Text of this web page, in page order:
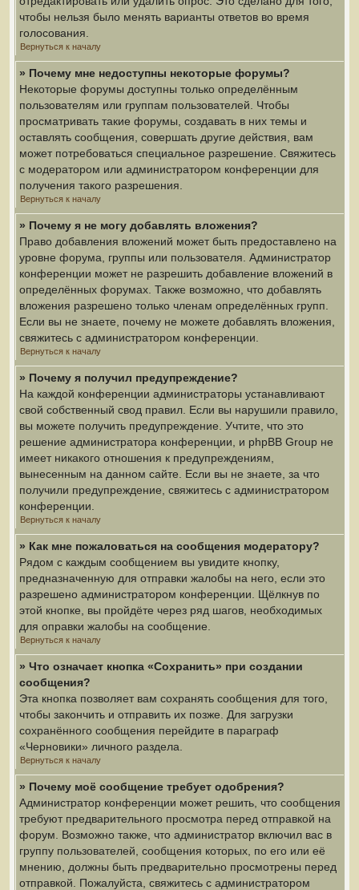
чтобы нельзя было менять варианты ответов во время
голосования.
Вернуться к началу
» Почему мне недоступны некоторые форумы?
Некоторые форумы доступны только определённым
пользователям или группам пользователей. Чтобы
просматривать такие форумы, создавать в них темы и
оставлять сообщения, совершать другие действия, вам
может потребоваться специальное разрешение. Свяжитесь
с модератором или администратором конференции для
получения такого разрешения.
Вернуться к началу
» Почему я не могу добавлять вложения?
Право добавления вложений может быть предоставлено на
уровне форума, группы или пользователя. Администратор
конференции может не разрешить добавление вложений в
определённых форумах. Также возможно, что добавлять
вложения разрешено только членам определённых групп.
Если вы не знаете, почему не можете добавлять вложения,
свяжитесь с администратором конференции.
Вернуться к началу
» Почему я получил предупреждение?
На каждой конференции администраторы устанавливают
свой собственный свод правил. Если вы нарушили правило,
вы можете получить предупреждение. Учтите, что это
решение администратора конференции, и phpBB Group не
имеет никакого отношения к предупреждениям,
вынесенным на данном сайте. Если вы не знаете, за что
получили предупреждение, свяжитесь с администратором
конференции.
Вернуться к началу
» Как мне пожаловаться на сообщения модератору?
Рядом с каждым сообщением вы увидите кнопку,
предназначенную для отправки жалобы на него, если это
разрешено администратором конференции. Щёлкнув по
этой кнопке, вы пройдёте через ряд шагов, необходимых
для оправки жалобы на сообщение.
Вернуться к началу
» Что означает кнопка «Сохранить» при создании
сообщения?
Эта кнопка позволяет вам сохранять сообщения для того,
чтобы закончить и отправить их позже. Для загрузки
сохранённого сообщения перейдите в параграф
«Черновики» личного раздела.
Вернуться к началу
» Почему моё сообщение требует одобрения?
Администратор конференции может решить, что сообщения
требуют предварительного просмотра перед отправкой на
форум. Возможно также, что администратор включил вас в
группу пользователей, сообщения которых, по его или её
мнению, должны быть предварительно просмотрены перед
отправкой. Пожалуйста, свяжитесь с администратором